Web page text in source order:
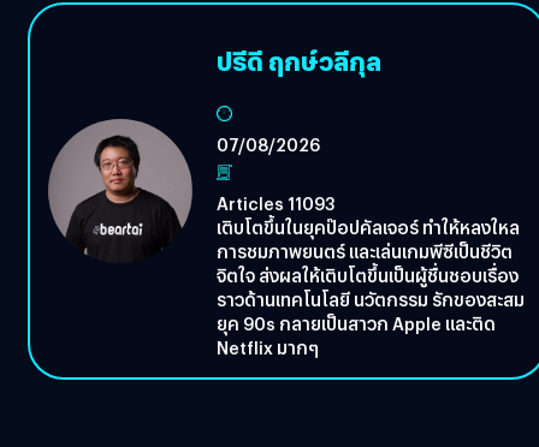
ปรีดี ฤกษ์วลีกุล
07/08/2026
Articles 11093
เติบโตขึ้นในยุคป๊อปคัลเจอร์ ทำให้หลงใหล
การชมภาพยนตร์ และเล่นเกมพีซีเป็นชีวิต
จิตใจ ส่งผลให้เติบโตขึ้นเป็นผู้ชื่นชอบเรื่อง
ราวด้านเทคโนโลยี นวัตกรรม รักของสะสม
ยุค 90s กลายเป็นสาวก Apple และติด
Netflix มากๆ